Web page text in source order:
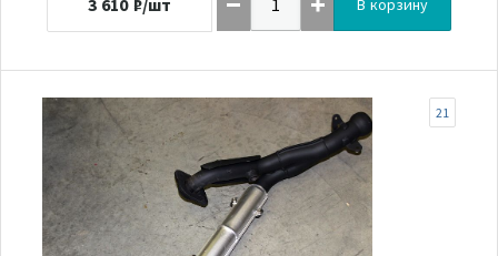
3 610 ₽/шт В корзину
21